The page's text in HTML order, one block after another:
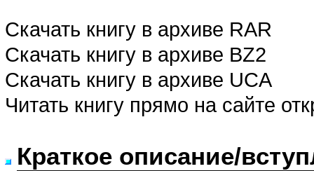
Скачать книгу в архиве RAR
Скачать книгу в архиве BZ2
Скачать книгу в архиве UCA
Читать книгу прямо на сайте
Краткое описание/